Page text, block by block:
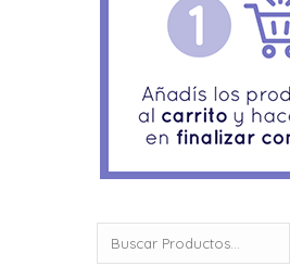
por: